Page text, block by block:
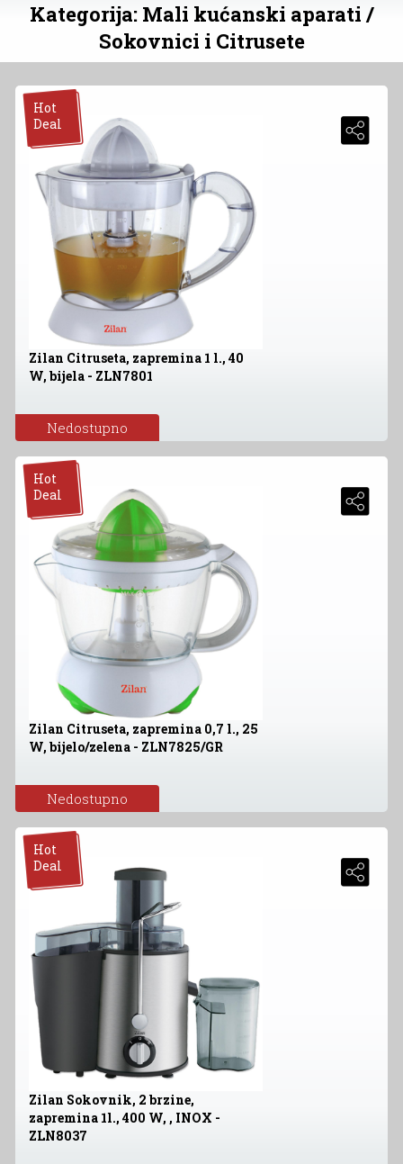
Kategorija: Mali kućanski aparati /
Sokovnici i Citrusete
Hot
Deal
Zilan Citruseta, zapremina 1 l., 40
W, bijela - ZLN7801
Nedostupno
Hot
Deal
Zilan Citruseta, zapremina 0,7 l., 25
W, bijelo/zelena - ZLN7825/GR
Nedostupno
Hot
Deal
Zilan Sokovnik, 2 brzine,
zapremina 1l., 400 W, , INOX -
ZLN8037